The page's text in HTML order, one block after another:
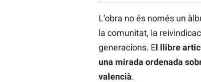
L’obra no és només un
la comunitat, la
generacions. El llibre
una mirada ordenada
valencià.